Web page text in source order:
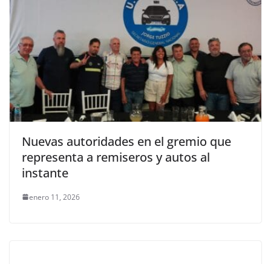
Nuevas autoridades en el gremio que
representa a remiseros y autos al
instante
enero 11, 2026